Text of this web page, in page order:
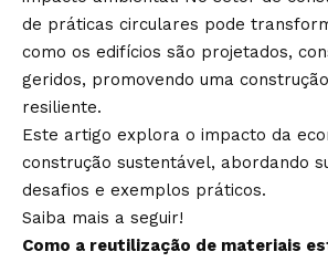
de práticas circulares pode
como os edifícios são projetados,
geridos, promovendo uma
resiliente.
Este artigo explora o impacto da
construção sustentável, abordando
desafios e exemplos práticos.
Saiba mais a seguir!
Como a reutilização de materiais